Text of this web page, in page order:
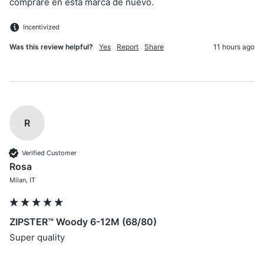
Incentivized
Was this review helpful? Yes Report Share 11 hours ago
R
Verified Customer
Rosa
Milan, IT
ZIPSTER™ Woody 6-12M (68/80)
Super quality